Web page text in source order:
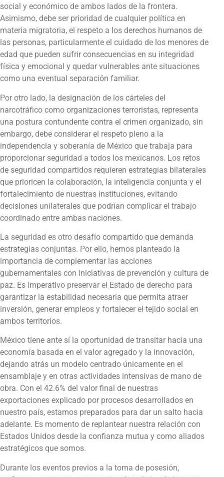
social y económico de ambos lados de la frontera.
Asimismo, debe ser prioridad de cualquier política en
materia migratoria, el respeto a los derechos humanos de
las personas, particularmente el cuidado de los menores de
edad que pueden sufrir consecuencias en su integridad
física y emocional y quedar vulnerables ante situaciones
como una eventual separación familiar.
Por otro lado, la designación de los cárteles del
narcotráfico como organizaciones terroristas, representa
una postura contundente contra el crimen organizado, sin
embargo, debe considerar el respeto pleno a la
independencia y soberanía de México que trabaja para
proporcionar seguridad a todos los mexicanos. Los retos
de seguridad compartidos requieren estrategias bilaterales
que prioricen la colaboración, la inteligencia conjunta y el
fortalecimiento de nuestras instituciones, evitando
decisiones unilaterales que podrían complicar el trabajo
coordinado entre ambas naciones.
La seguridad es otro desafío compartido que demanda
estrategias conjuntas. Por ello, hemos planteado la
importancia de complementar las acciones
gubernamentales con iniciativas de prevención y cultura de
paz. Es imperativo preservar el Estado de derecho para
garantizar la estabilidad necesaria que permita atraer
inversión, generar empleos y fortalecer el tejido social en
ambos territorios.
México tiene ante sí la oportunidad de transitar hacia una
economía basada en el valor agregado y la innovación,
dejando atrás un modelo centrado únicamente en el
ensamblaje y en otras actividades intensivas de mano de
obra. Con el 42.6% del valor final de nuestras
exportaciones explicado por procesos desarrollados en
nuestro país, estamos preparados para dar un salto hacia
adelante. Es momento de replantear nuestra relación con
Estados Unidos desde la confianza mutua y como aliados
estratégicos que somos.
Durante los eventos previos a la toma de posesión,